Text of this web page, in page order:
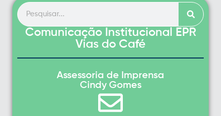
Comunicação Institucional EPR
Vias do Café
Assessoria de Imprensa
Cindy Gomes